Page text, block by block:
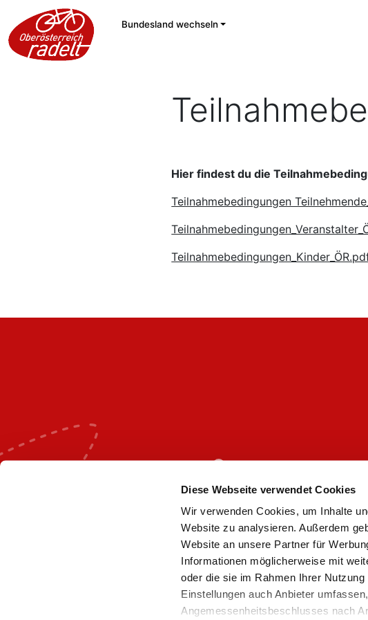
Diese Webseite verwendet Cookies
Wir verwenden Cookies, um Inhalte
Website zu analysieren. Außerdem
Website an unsere Partner für
Informationen möglicherweise mit
oder die sie im Rahmen Ihrer
Einstellungen auch Anbieter
Angemessenheitsbeschlusses nach
Bundesland wechseln
Hier findest du die
Teilnahmebedingungen